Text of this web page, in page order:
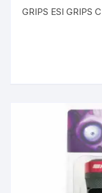
GRIPS ESI GRIPS